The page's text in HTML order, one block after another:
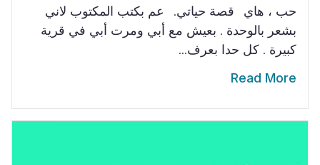
حب ، هاي قصة حياتي. عم بكتب المكتوب لاني
بشعر بالوحدة . بعيش مع أبي ومرت أبي في قرية
كبيرة . كل حدا بعرف...
Read More